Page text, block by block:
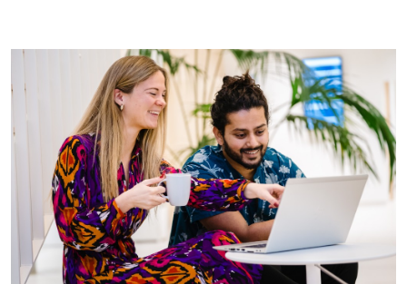
navigation